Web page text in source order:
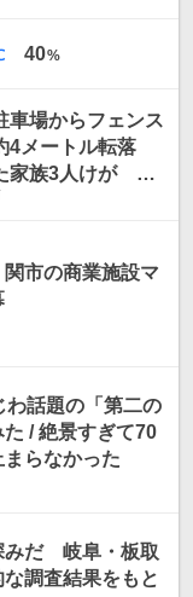
40%
車場からフェンス
4メートル転落
家族3人けが 岐
市の商業施設マ
わ話題の「第二の
/ 絶景すぎて70
らなかった
みだ 岐阜・板取
調査結果をもと